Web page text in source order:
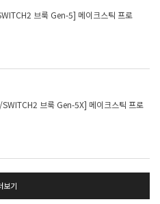
브룩 Gen-5] 메이크스틱 프로
브룩 Gen-5X] 메이크스틱 프로
보기